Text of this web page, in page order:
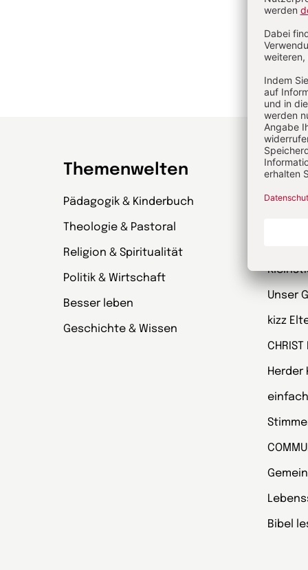
Themenwelten
Pädagogik & Kinderbuch
Theologie & Pastoral
Religion & Spiritualität
Politik & Wirtschaft
Besser leben
Geschichte & Wissen
Unser
kizz
CHRIST
Herder
Bibel